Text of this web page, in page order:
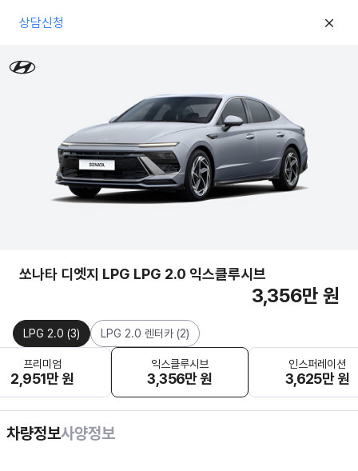
상담신청
쏘나타 디엣지 LPG LPG 2.0 익스클루시브
3,356만 원
LPG 2.0 (3) LPG 2.0 렌터카 (2)
프리미엄
2,951만 원
익스클루시브
3,356만 원
인스퍼레이션
3,625만 원
차량정보사양정보